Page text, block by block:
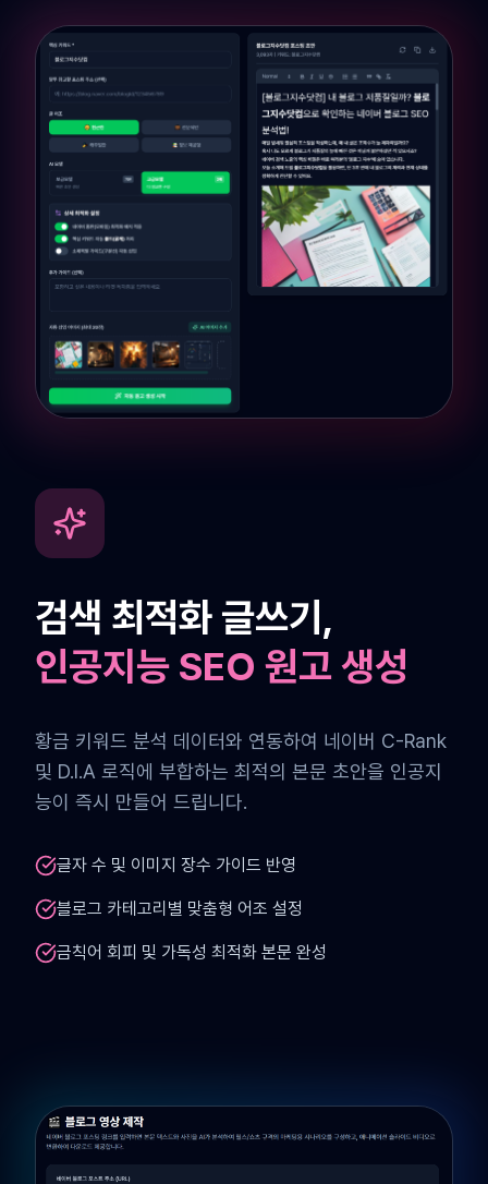
검색 최적화 글쓰기,
인공지능 SEO 원고 생성
황금 키워드 분석 데이터와 연동하여 네이버 C-Rank
및 D.I.A 로직에 부합하는 최적의 본문 초안을 인공지
능이 즉시 만들어 드립니다.
글자 수 및 이미지 장수 가이드 반영
블로그 카테고리별 맞춤형 어조 설정
금칙어 회피 및 가독성 최적화 본문 완성